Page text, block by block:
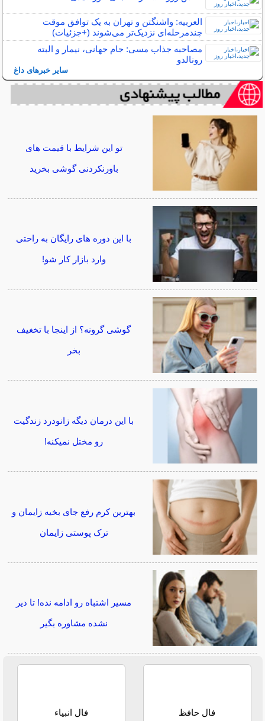
العربیه: واشنگتن و تهران به یک توافق موقت
چندمرحله‌ای نزدیک‌تر می‌شوند (+جزئیات)
مصاحبه جذاب مسی: جام جهانی، نیمار و البته
رونالدو
سایر خبرهای داغ
تو این شرایط با قیمت های
باورنکردنی گوشی بخرید
با این دوره های رایگان به راحتی
وارد بازار کار شو!
گوشی گرونه؟ از اینجا با تخغیف
بخر
با این درمان دیگه زانودرد زندگیت
رو مختل نمیکنه!
بهترین کرم رفع جای بخیه زایمان و
ترک پوستی زایمان
مسیر اشتباه رو ادامه نده! تا دیر
نشده مشاوره بگیر
فال حافظ فال انبیاء